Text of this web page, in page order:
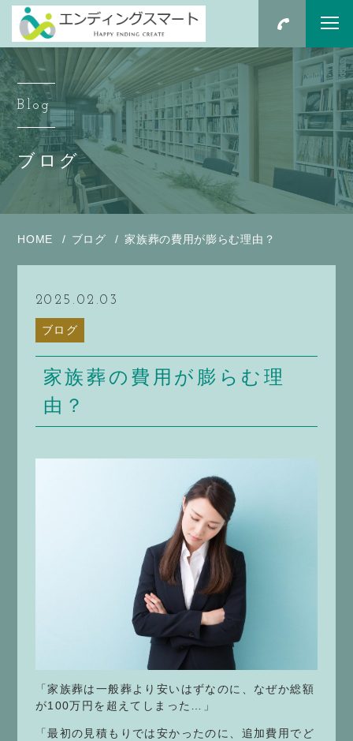
Blog
ブログ
HOME ブログ 家族葬の費用が膨らむ理由？
2025.02.03
ブログ
家族葬の費用が膨らむ理
由？
「家族葬は一般葬より安いはずなのに、なぜか総額
が100万円を超えてしまった…」
「最初の見積もりでは安かったのに、追加費用でど